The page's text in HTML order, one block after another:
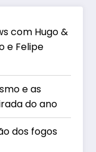
com Hugo &
e Felipe
e as
do ano
dos fogos